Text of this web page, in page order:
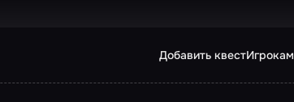
Добавить квестИгрокам